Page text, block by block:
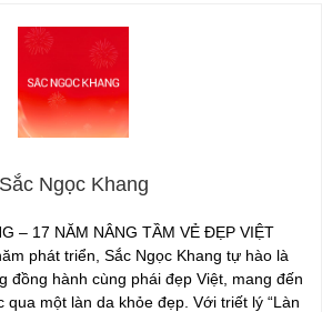
Sắc Ngọc Khang
– 17 NĂM NÂNG TẦM VẺ ĐẸP VIỆT
phát triển, Sắc Ngọc Khang tự hào là
đồng hành cùng phái đẹp Việt, mang đến
một làn da khỏe đẹp. Với triết lý “Làn